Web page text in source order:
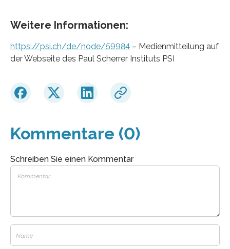
Weitere Informationen:
https://psi.ch/de/node/59984 – Medienmitteilung auf
der Webseite des Paul Scherrer Instituts PSI
Kommentare (0)
Schreiben Sie einen Kommentar